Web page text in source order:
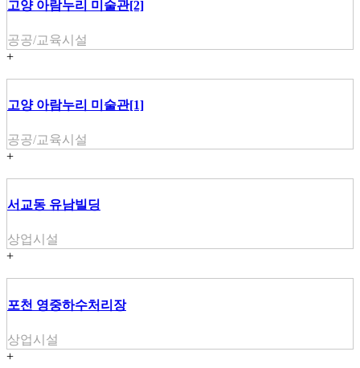
고양 아람누리 미술관[2]
공공/교육시설
+
고양 아람누리 미술관[1]
공공/교육시설
+
서교동 유남빌딩
상업시설
+
포천 영중하수처리장
상업시설
+